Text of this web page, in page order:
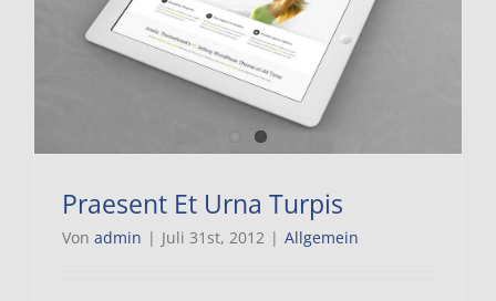
Praesent Et Urna Turpis
Von admin | Juli 31st, 2012 | Allgemein